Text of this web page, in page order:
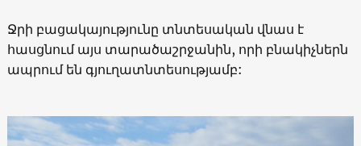
Ջրի բացակայությունը տնտեսական վնաս է
հասցնում այս տարածաշրջանին, որի բնակիչներն
ապրում են գյուղատնտեսությամբ: